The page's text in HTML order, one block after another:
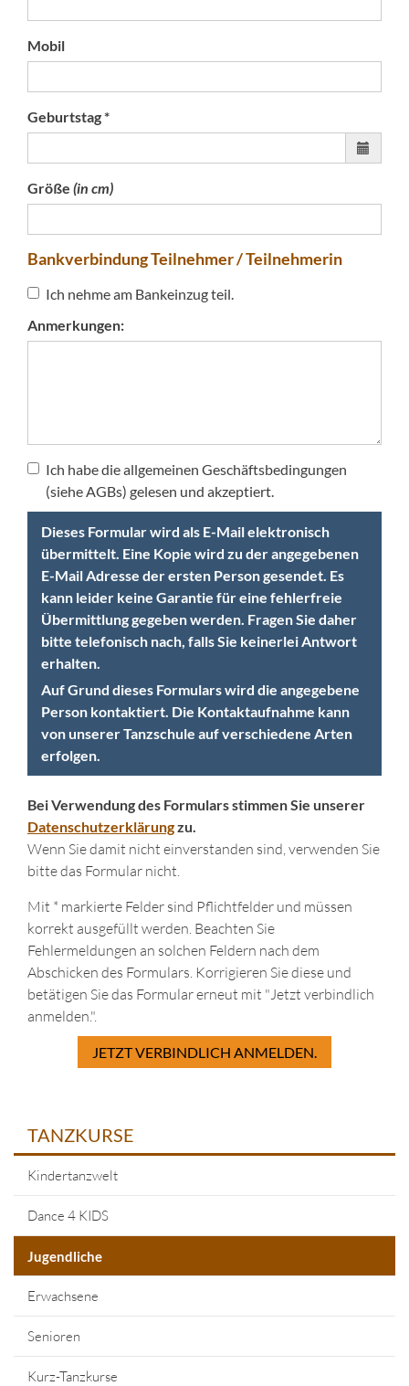
Mobil
Geburtstag *
Größe (in cm)
Bankverbindung Teilnehmer / Teilnehmerin
Ich nehme am Bankeinzug teil.
Anmerkungen:
Ich habe die allgemeinen Geschäftsbedingungen
(siehe AGBs) gelesen und akzeptiert.
Dieses Formular wird als E-Mail elektronisch
übermittelt. Eine Kopie wird zu der angegebenen
E-Mail Adresse der ersten Person gesendet. Es
kann leider keine Garantie für eine fehlerfreie
Übermittlung gegeben werden. Fragen Sie daher
bitte telefonisch nach, falls Sie keinerlei Antwort
erhalten.
Auf Grund dieses Formulars wird die angegebene
Person kontaktiert. Die Kontaktaufnahme kann
von unserer Tanzschule auf verschiedene Arten
erfolgen.
Bei Verwendung des Formulars stimmen Sie unserer
Datenschutzerklärungzu.
Wenn Sie damit nicht einverstanden sind, verwenden Sie
bitte das Formular nicht.
Mit * markierte Felder sind Pflichtfelder und müssen
korrekt ausgefüllt werden. Beachten Sie
Fehlermeldungen an solchen Feldern nach dem
Abschicken des Formulars. Korrigieren Sie diese und
betätigen Sie das Formular erneut mit "Jetzt verbindlich
anmelden.".
JETZT VERBINDLICH ANMELDEN.
TANZKURSE
Kindertanzwelt
Dance 4 KIDS
Jugendliche
Erwachsene
Senioren
Kurz-Tanzkurse